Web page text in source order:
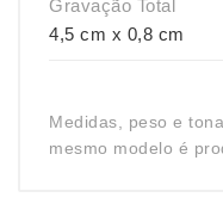
Gravação Total
4,5 cm x 0,8 cm
Medidas, peso e
mesmo modelo é